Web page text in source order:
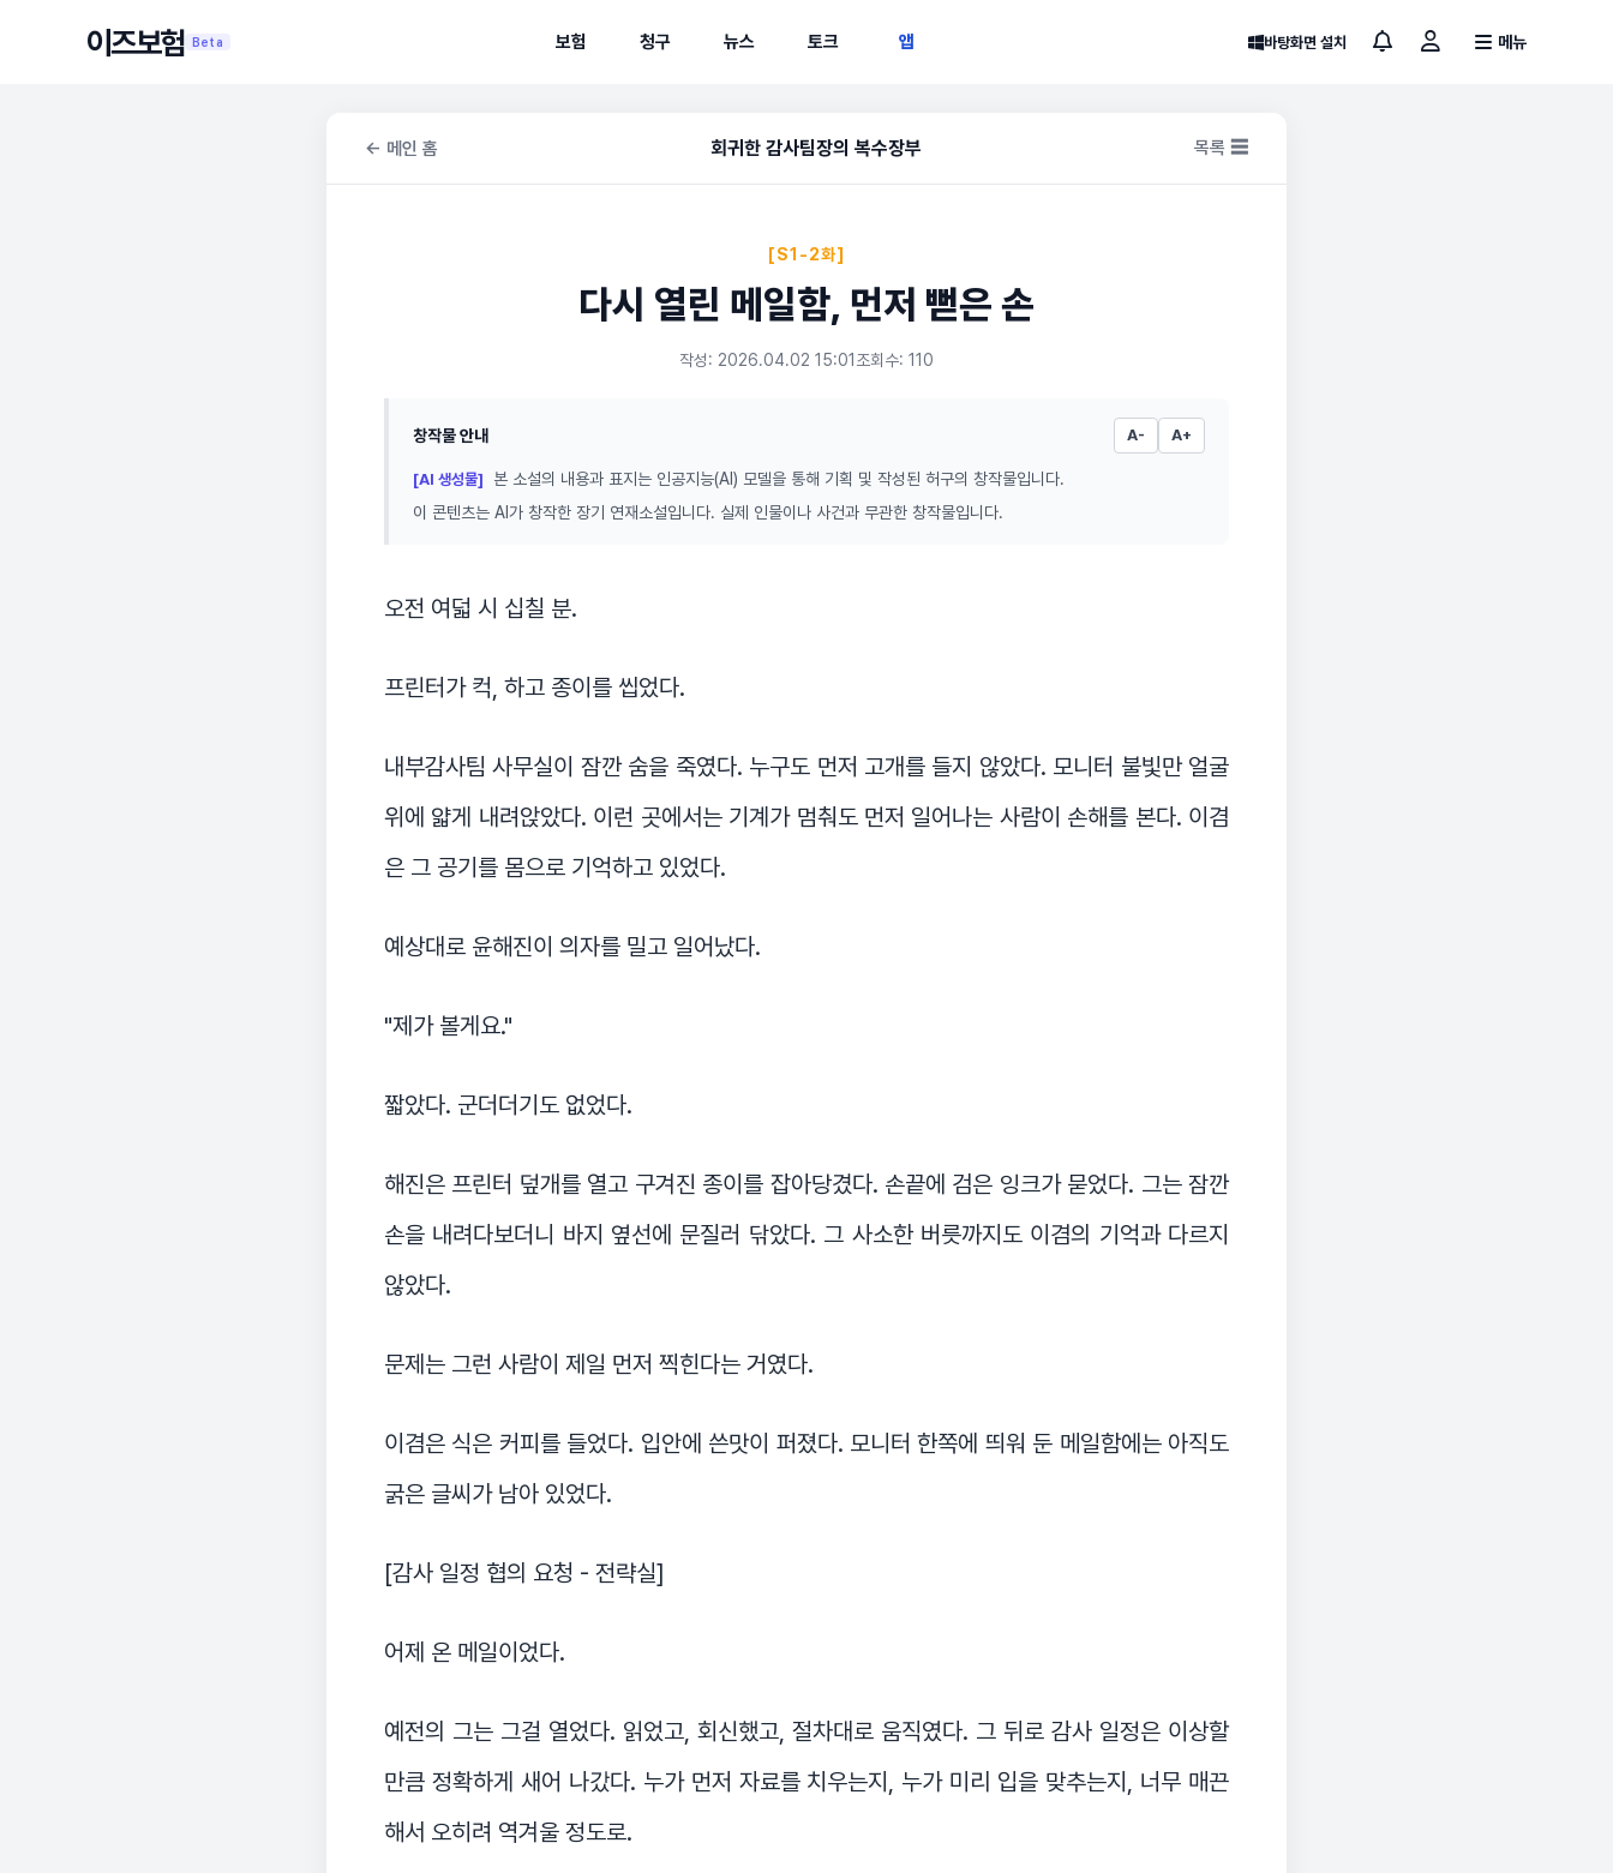
이즈보험 Beta 보험 청구 뉴스 토크 앱 바탕화면 설치 메뉴
← 메인 홈 회귀한 감사팀장의 복수장부 목록 ☰
[S1-2화]
다시 열린 메일함, 먼저 뻗은 손
작성: 2026.04.02 15:01 조회수: 110
창작물 안내 A- A+
[AI 생성물]
본 소설의 내용과 표지는 인공지능(AI) 모델을 통해 기획 및 작성된 허구의 창작물입니다.
이 콘텐츠는 AI가 창작한 장기 연재소설입니다. 실제 인물이나 사건과 무관한 창작물입니다.
오전 여덟 시 십칠 분.
프린터가 컥, 하고 종이를 씹었다.
내부감사팀 사무실이 잠깐 숨을 죽였다. 누구도 먼저 고개를 들지 않았다. 모니터 불빛만 얼굴
위에 얇게 내려앉았다. 이런 곳에서는 기계가 멈춰도 먼저 일어나는 사람이 손해를 본다. 이겸
은 그 공기를 몸으로 기억하고 있었다.
예상대로 윤해진이 의자를 밀고 일어났다.
"제가 볼게요."
짧았다. 군더더기도 없었다.
해진은 프린터 덮개를 열고 구겨진 종이를 잡아당겼다. 손끝에 검은 잉크가 묻었다. 그는 잠깐
손을 내려다보더니 바지 옆선에 문질러 닦았다. 그 사소한 버릇까지도 이겸의 기억과 다르지
않았다.
문제는 그런 사람이 제일 먼저 찍힌다는 거였다.
이겸은 식은 커피를 들었다. 입안에 쓴맛이 퍼졌다. 모니터 한쪽에 띄워 둔 메일함에는 아직도
굵은 글씨가 남아 있었다.
[감사 일정 협의 요청 - 전략실]
어제 온 메일이었다.
예전의 그는 그걸 열었다. 읽었고, 회신했고, 절차대로 움직였다. 그 뒤로 감사 일정은 이상할
만큼 정확하게 새어 나갔다. 누가 먼저 자료를 치우는지, 누가 미리 입을 맞추는지, 너무 매끈
해서 오히려 역겨울 정도로.